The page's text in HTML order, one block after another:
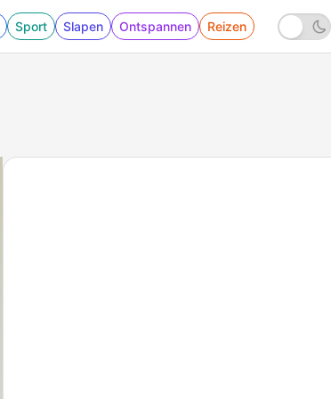
Sport Slapen Ontspannen Reizen